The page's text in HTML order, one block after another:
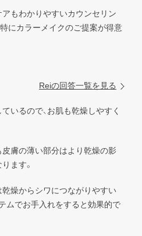
もわかりやすいカウンセリン
にカラーメイクのご提案が得意
Reiの回答一覧を見る
いるので、お肌も乾燥しやすく
膚の薄い部分はより乾燥の影
ます。
乾燥からシワにつながりやすい
ムでお手入れをすると効果的で